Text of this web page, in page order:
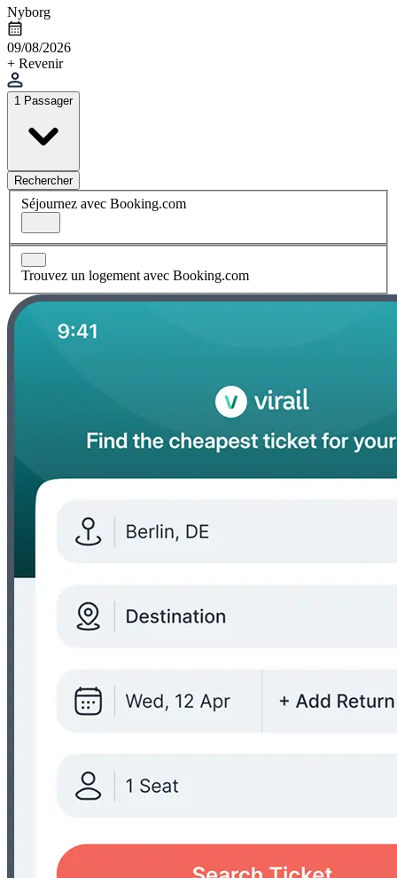
Nyborg
09/08/2026
+ Revenir
1 Passager
Rechercher
Séjournez avec Booking.com
Trouvez un logement avec Booking.com